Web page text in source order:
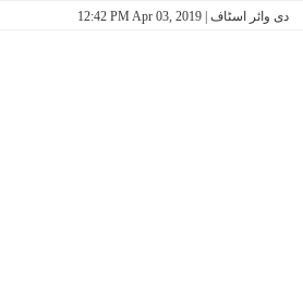
12:42 PM Apr 03, 2019 | دی وائر اسٹاف